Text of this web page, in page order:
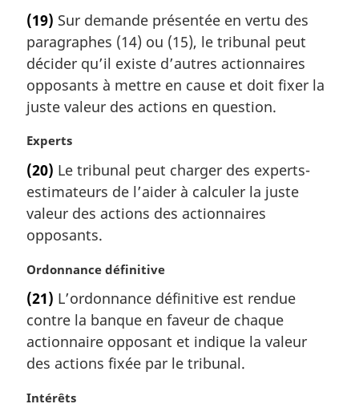
t
e
m
a
g
n
a
e
:
(19) Sur demande présentée en vertu des
paragraphes (14) ou (15), le tribunal peut
décider qu’il existe d’autres actionnaires
opposants à mettre en cause et doit fixer la
juste valeur des actions en question.
N
t
e
m
a
g
n
a
e
:
Experts
(20) Le tribunal peut charger des experts-
estimateurs de l’aider à calculer la juste
valeur des actions des actionnaires
opposants.
N
t
e
m
a
g
Ordonnance définitive
(21) L’ordonnance définitive est rendue
contre la banque en faveur de chaque
actionnaire opposant et indique la valeur
des actions fixée par le tribunal.
N
Intérêts